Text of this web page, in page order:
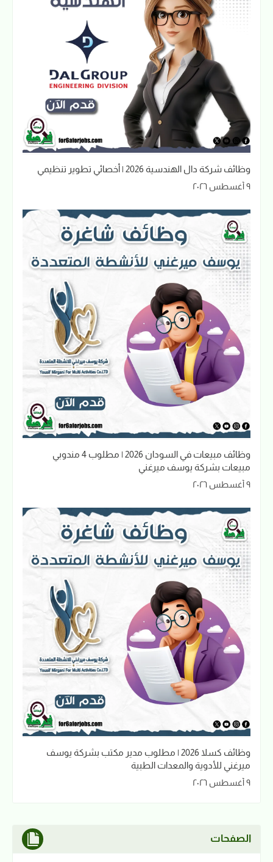
وظائف شركة دال الهندسية 2026 | أخصائي تطوير تنظيمي
٩ أغسطس ٢٠٢٦
وظائف مبيعات في السودان 2026 | مطلوب 4 مندوبي
مبيعات بشركة يوسف ميرغني
٩ أغسطس ٢٠٢٦
وظائف كسلا 2026 | مطلوب مدير مكتب بشركة يوسف
ميرغني للأدوية والمعدات الطبية
٩ أغسطس ٢٠٢٦
الصفحات